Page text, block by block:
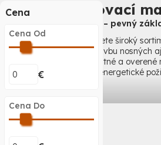
Cena
Cena Od
€
Cena Do
Murovací
Murovací materiál – pevný
V našej ponuke nájdete široký
materiálupre výstavbu nosných
Zabezpečujeme kvalitné a
všetky technické aj energetické
tehly(keramické bloky na